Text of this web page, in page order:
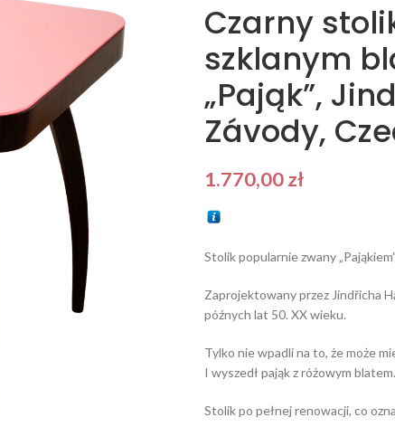
Czarny
szklanym
„Pająk”,
Závody,
1.770,00zł
Stolik popularnie zwany
Zaprojektowany przez Jindřicha
późnych lat 50. XX wieku.
Tylko nie wpadli na to, że może
I wyszedł pająk z różowym blatem.
Stolik po pełnej renowacji, co